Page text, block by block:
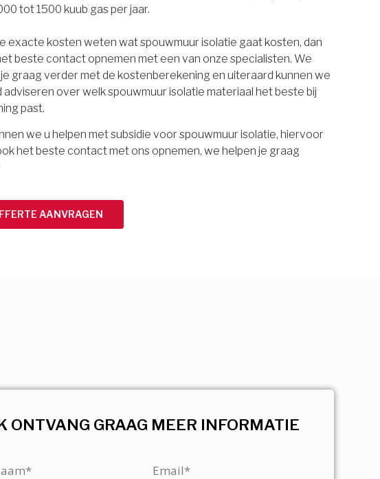
tot 1500 kuub gas per jaar.
exacte kosten weten wat spouwmuur isolatie gaat kosten, dan
beste contact opnemen met een van onze specialisten. We
graag verder met de kostenberekening en uiteraard kunnen we
adviseren over welk spouwmuur isolatie materiaal het beste bij
past.
we u helpen met subsidie voor spouwmuur isolatie, hiervoor
het beste contact met ons opnemen, we helpen je graag
AANVRAGEN
ONTVANG GRAAG MEER INFORMATIE
Email*